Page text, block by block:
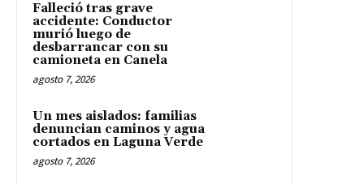
Falleció tras grave
accidente: Conductor
murió luego de
desbarrancar con su
camioneta en Canela
agosto 7, 2026
Un mes aislados: familias
denuncian caminos y agua
cortados en Laguna Verde
agosto 7, 2026